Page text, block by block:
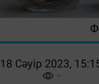
18 Сәуір 2023,